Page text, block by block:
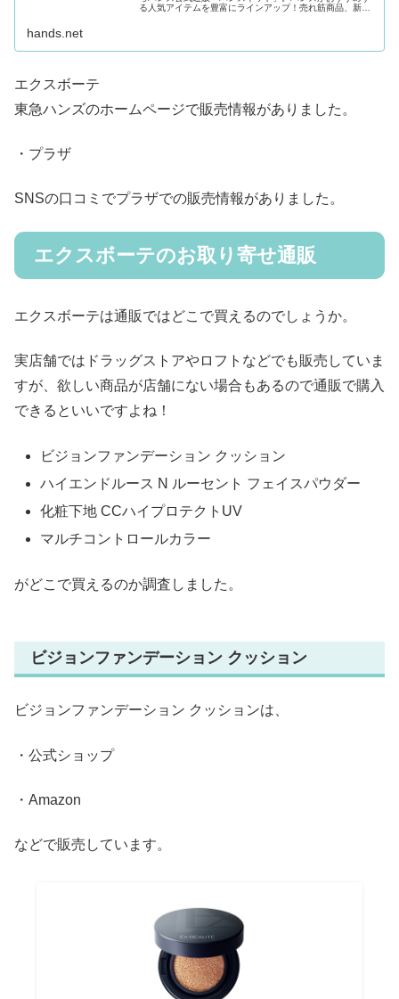
る人気アイテムを豊富にラインアップ！売れ筋商品、新着
hands.net
エクスボーテ
東急ハンズのホームページで販売情報がありました。
・プラザ
SNSの口コミでプラザでの販売情報がありました。
エクスボーテのお取り寄せ通販
エクスボーテは通販ではどこで買えるのでしょうか。
実店舗ではドラッグストアやロフトなどでも販売していま
すが、欲しい商品が店舗にない場合もあるので通販で購入
できるといいですよね！
ビジョンファンデーション クッション
ハイエンドルース N ルーセント フェイスパウダー
化粧下地 CCハイプロテクトUV
マルチコントロールカラー
がどこで買えるのか調査しました。
ビジョンファンデーション クッション
ビジョンファンデーション クッションは、
・公式ショップ
・Amazon
などで販売しています。